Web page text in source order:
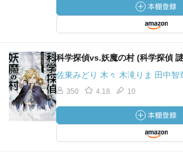
科学探偵vs.妖魔の村 (科学探偵
佐東みどり 木々 木滝りま 田中智
350 4.18 10